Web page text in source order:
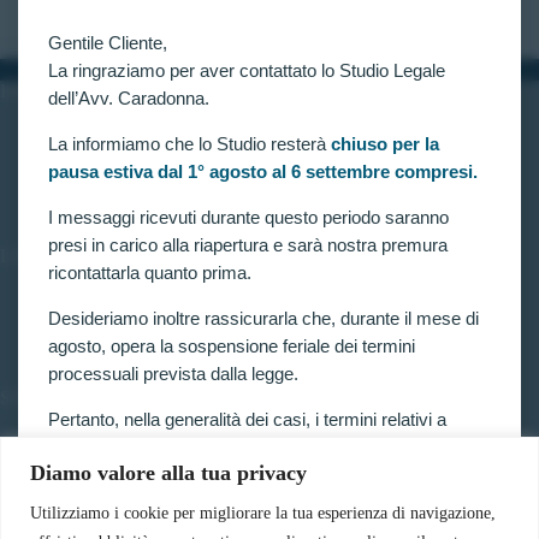
Diamo valore alla tua privacy
Utilizziamo i cookie per migliorare la tua esperienza di navigazione,
Gentile Cliente,
La ringraziamo per aver contattato lo Studio Legale
dell’Avv. Caradonna.
La informiamo che lo Studio resterà chiuso per la
pausa estiva dal 1° agosto al 6 settembre compresi.
I messaggi ricevuti durante questo periodo saranno
presi in carico alla riapertura e sarà nostra premura
ricontattarla quanto prima.
Desideriamo inoltre rassicurarla che, durante il mese di
agosto, opera la sospensione feriale dei termini
processuali prevista dalla legge.
Pertanto, nella generalità dei casi, i termini relativi a
processuali, compresi quelli dinanzi al TAR, sono
sospesi.
INFORMAZIONI
Chi siamo
Contatti
LINK UTILI
Privacy e Cookie Policy
Concorsi pubblici
Pubblico impiego
Contratti con la pubblica amministrazione